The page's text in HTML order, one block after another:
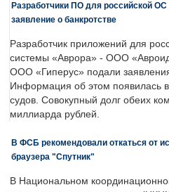
Разработчики ПО для российской
заявление о банкротстве
Разработчик приложений для
системы «Аврора» - ООО
ООО «Гиперус» подали
Информация об этом появилась
судов. Совокупный долг обеих
миллиарда рублей.
В ФСБ рекомендовали откаться от
браузера "Спутник"
В Национальном